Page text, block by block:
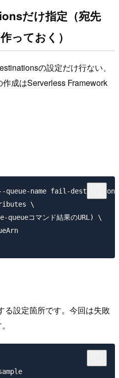
だけ指定（宛先
っておく）
の設定だけ行ない、
成はServerless Framework
queue-name fail-destination-
\
コマンド結果のURL) \
る設定箇所です。今回は失敗